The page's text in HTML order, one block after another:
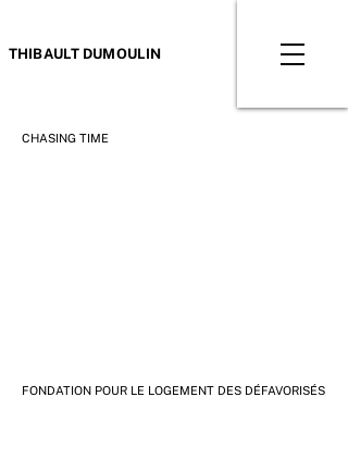
THIBAULT DUMOULIN
CHASING TIME
FONDATION POUR LE LOGEMENT DES DÉFAVORISÉS